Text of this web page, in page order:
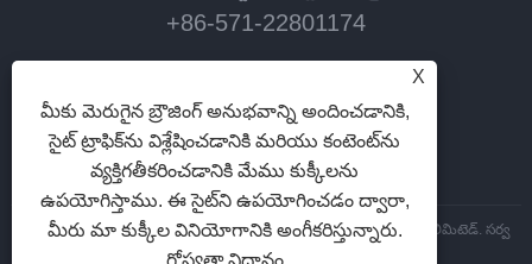
+86-571-22801174
zhangyan@hzfb.com
మమ్మల్ని అనుసరించు
కాపీరైట్ © 2026 Zhejiang Zhaofeng మెకానికల్ మరియు ఎలక్ట్రానిక్ కో., లిమిటెడ్. సర్వ
హక్కులు ప్రత్యేకించబడ్డాయి.
X
మీకు మెరుగైన బ్రౌజింగ్ అనుభవాన్ని అందించడానికి,
సైట్ ట్రాఫిక్‌ను విశ్లేషించడానికి మరియు కంటెంట్‌ను
వ్యక్తిగతీకరించడానికి మేము కుక్కీలను
ఉపయోగిస్తాము. ఈ సైట్‌ని ఉపయోగించడం ద్వారా,
మీరు మా కుక్కీల వినియోగానికి అంగీకరిస్తున్నారు.
గోప్యతా విధానం